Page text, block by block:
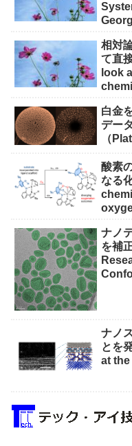
相対
て直
look
白金
デー
（
酸素
なる
ナノ
を補
ナノ
とを
at the